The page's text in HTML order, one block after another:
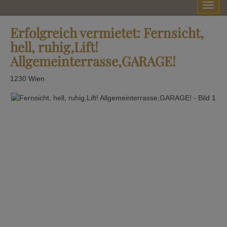
Erfolgreich vermietet: Fernsicht,
hell, ruhig,Lift!
Allgemeinterrasse,GARAGE!
1230 Wien